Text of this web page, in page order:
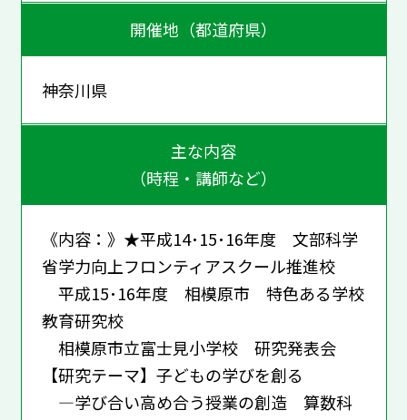
開催地（都道府県）
神奈川県
主な内容
（時程・講師など）
《内容：》★平成14･15･16年度 文部科学
省学力向上フロンティアスクール推進校
平成15･16年度 相模原市 特色ある学校
教育研究校
相模原市立富士見小学校 研究発表会
【研究テーマ】子どもの学びを創る
―学び合い高め合う授業の創造 算数科